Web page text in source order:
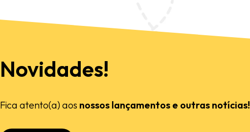
Novidades!
Fica atento(a) aos nossos lançamentos e outras notícias!